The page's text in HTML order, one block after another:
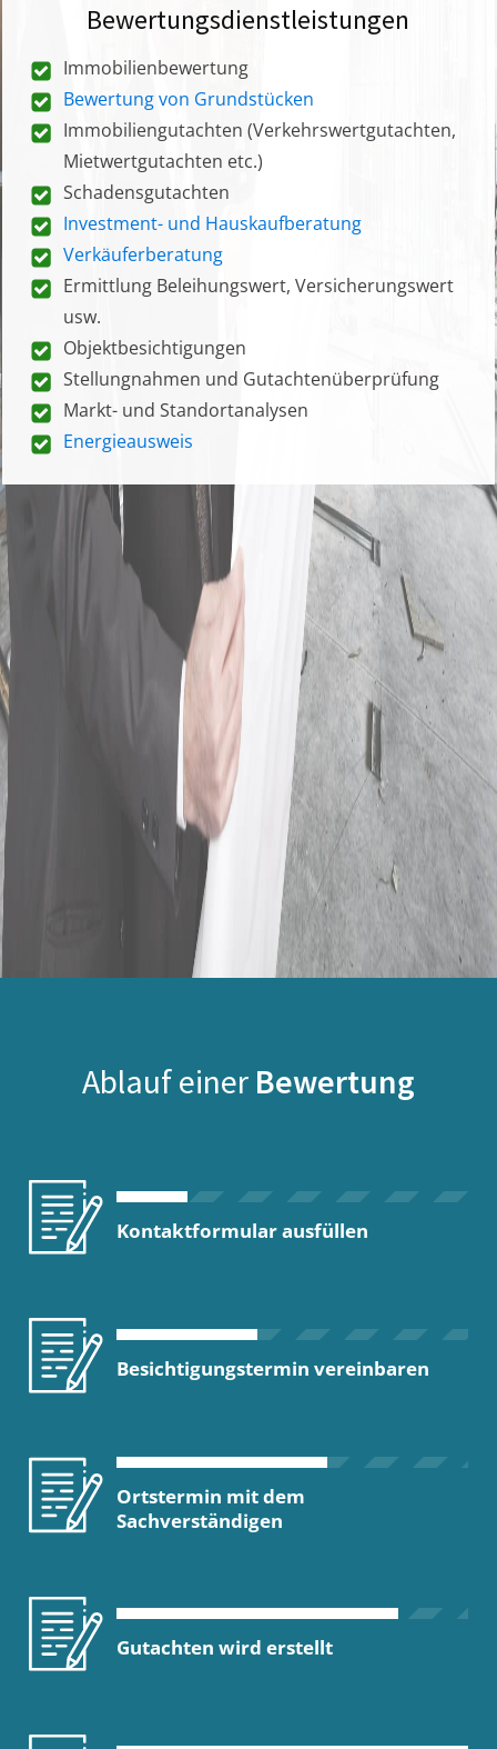
Bewertungsdienstleistungen
Immobilienbewertung
Bewertung von Grundstücken
Immobiliengutachten (Verkehrswertgutachten,
Mietwertgutachten etc.)
Schadensgutachten
Investment- und Hauskaufberatung
Verkäuferberatung
Ermittlung Beleihungswert, Versicherungswert
usw.
Objektbesichtigungen
Stellungnahmen und Gutachtenüberprüfung
Markt- und Standortanalysen
Energieausweis
Ablauf einer Bewertung
Kontaktformular ausfüllen
Besichtigungstermin vereinbaren
Ortstermin mit dem
Sachverständigen
Gutachten wird erstellt